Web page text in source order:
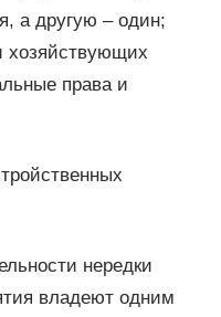
а другую – один;
хозяйствующих
права и
нередки
владеют одним